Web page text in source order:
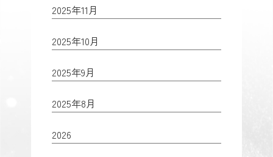
2025年11月
2025年10月
2025年9月
2025年8月
2026